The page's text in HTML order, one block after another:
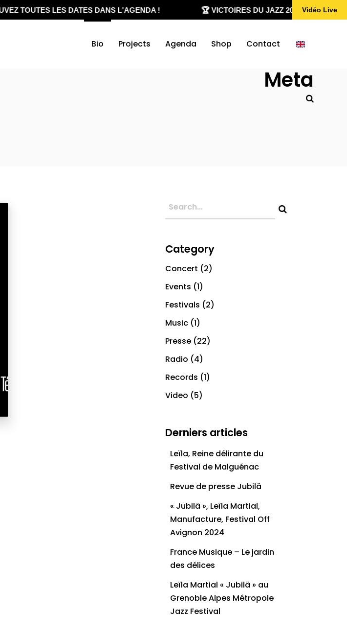
TOUTES LES DATES DANS L'AGENDA ! 🏆 VICTOIRES DU JAZZ 2020-2026Vidéo Live
Bio Projects Agenda Shop Contact
Meta
Category
Concert (2)
Events (1)
Festivals (2)
Music (1)
Presse (22)
Radio (4)
Records (1)
Video (5)
Derniers articles
Leïla, Reine délirante du
Festival de Malguénac
Revue de presse Jubilä
« Jubilä », Leïla Martial,
Manufacture, Festival Off
Avignon 2024
France Musique – Le jardin
des délices
Leïla Martial « Jubilä » au
Grenoble Alpes Métropole
Jazz Festival